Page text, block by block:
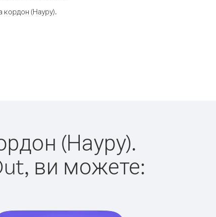
кордон (Науру).
(Науру).
ви можете: